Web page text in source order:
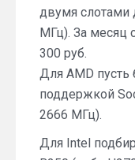
двумя слотами
МГц). За месяц
300 руб.
Для AMD пусть
поддержкой
2666 МГц).
Для Intel